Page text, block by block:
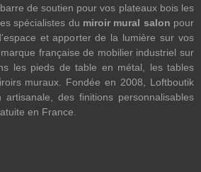
de soutien pour vos plateaux bois les
spécialistes du miroir mural salon pour
et apporter de la lumière sur vos
française de mobilier industriel sur
les pieds de table en métal, les tables
muraux. Fondée en 2008, Loftboutik
artisanale, des finitions personnalisables
en France.